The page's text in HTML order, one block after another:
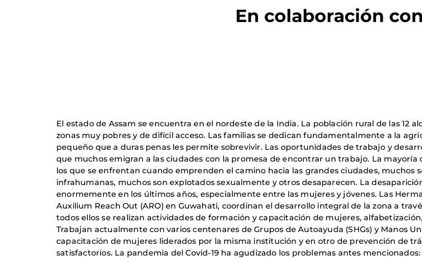
En colaboración con
El estado de Assam se encuentra en el nordeste de la India. La población rural de las 12
zonas muy pobres y de difícil acceso. Las familias se dedican fundamentalmente a la
pequeño que a duras penas les permite sobrevivir. Las oportunidades de trabajo y
que muchos emigran a las ciudades con la promesa de encontrar un trabajo. La mayoría
los que se enfrentan cuando emprenden el camino hacia las grandes ciudades, muchos
infrahumanas, muchos son explotados sexualmente y otros desaparecen. La
enormemente en los últimos años, especialmente entre las mujeres y jóvenes. Las
Auxilium Reach Out (ARO) en Guwahati, coordinan el desarrollo integral de la zona a
todos ellos se realizan actividades de formación y capacitación de mujeres,
Trabajan actualmente con varios centenares de Grupos de Autoayuda (SHGs) y Manos
capacitación de mujeres liderados por la misma institución y en otro de prevención de
satisfactorios. La pandemia del Covid-19 ha agudizado los problemas antes